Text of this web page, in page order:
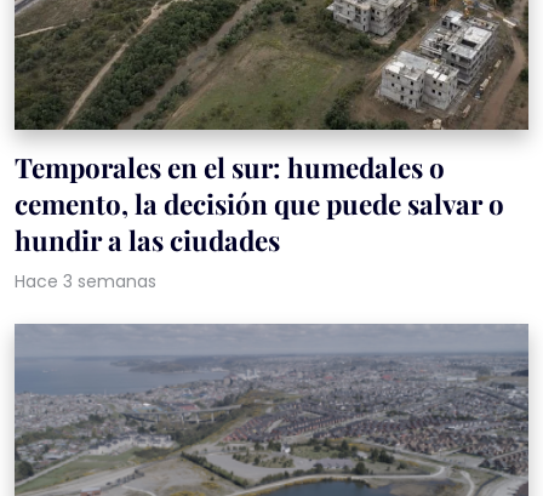
Temporales en el sur: humedales o
cemento, la decisión que puede salvar o
hundir a las ciudades
Hace 3 semanas